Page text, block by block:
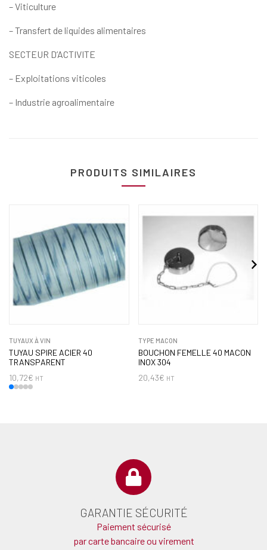
– Viticulture
– Transfert de liquides alimentaires
SECTEUR D’ACTIVITE
– Exploitations viticoles
– Industrie agroalimentaire
PRODUITS SIMILAIRES
TUYAUX À VIN
TUYAU SPIRE ACIER 40
TRANSPARENT
10,72€ HT
TYPE MACON
BOUCHON FEMELLE 40 MACON
INOX 304
20,43€ HT
GARANTIE SÉCURITÉ
Paiement sécurisé
par carte bancaire ou virement